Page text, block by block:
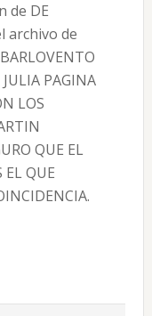
de DE
archivo de
PAGINA
LOS
QUE EL
EL QUE